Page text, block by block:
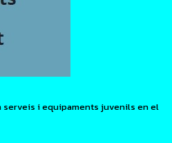
i equipaments juvenils en el